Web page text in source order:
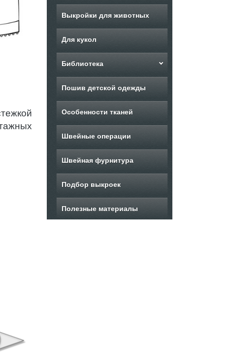
Выкройки для животных
Для кукол
Библиотека
Пошив детской одежды
Особенности тканей
Швейные операции
Швейная фурнитура
Подбор выкроек
Полезные материалы